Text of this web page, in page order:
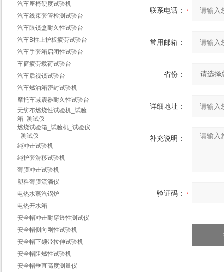
汽车座椅硬度试验机
汽车线束套管检测试验台
汽车眼镜盒耐久性试验台
汽车B柱上护板疲劳试验台
汽车手套箱启闭性试验台
车窗疲劳载荷试验台
汽车后视镜试验台
汽车燃油箱密封试验机
摩托车减震器耐久性试验台
无纺布燃烧性试验机_试验
箱_测试仪
燃烧试验箱_试验机_试验仪
_测试仪
绳冲击试验机
绳护套滑移试验机
薄膜冲击试验机
塑料薄膜流滴仪
电热水蒸汽锅炉
电热开水箱
安全帽冲击耐穿透性测试仪
安全帽侧向刚性试验机
安全帽下颏带拉伸试验机
安全帽阻燃性试验机
安全帽垂直高度测量仪
联系电话：
常用邮箱：
省份：
详细地址：
补充说明：
验证码：